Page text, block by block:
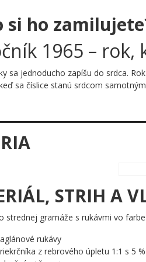
si ho
1965 –
sa jednoducho zapíšu do srdca.
sa číslice stanú srdcom
– 1965 – sú tu poskladané tak, že
zároveň vrúcny charakter. Biela
urobí radosť?
kto sa narodil v roku 1965 a
a rodine, ktorí hľadajú
ktorí vedia, že ich ročník bol
čo milujú, keď darček hovorí
nie je len dátum – je to životný
STRIH A
strednej gramáže s rukávmi vo
rukávy
z rebrového úpletu 1:1 s 5